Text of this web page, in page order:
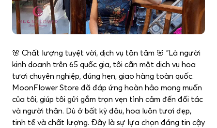
🌸 Chất lượng tuyệt vời, dịch vụ tận tâm 🌸 "Là người
kinh doanh trên 65 quốc gia, tôi cần một dịch vụ hoa
tươi chuyên nghiệp, đúng hẹn, giao hàng toàn quốc.
MoonFlower Store đã đáp ứng hoàn hảo mong muốn
của tôi, giúp tôi gửi gắm trọn vẹn tình cảm đến đối tác
và người thân. Dù ở bất kỳ đâu, hoa luôn tươi đẹp,
tinh tế và chất lượng. Đây là sự lựa chọn đáng tin cậy